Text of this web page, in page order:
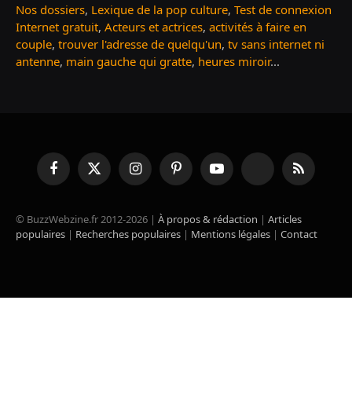
Nos dossiers, Lexique de la pop culture, Test de connexion
Internet gratuit, Acteurs et actrices, activités à faire en
couple, trouver l'adresse de quelqu'un, tv sans internet ni
antenne, main gauche qui gratte, heures miroir...
FacebookX
(Twitter)
InstagramPinterestYouTube TikTok RSS
© BuzzWebzine.fr 2012-2026 | À propos & rédaction | Articles
populaires | Recherches populaires | Mentions légales | Contact